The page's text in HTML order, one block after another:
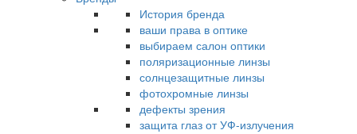
История бренда
ваши права в оптике
выбираем салон оптики
поляризационные линзы
солнцезащитные линзы
фотохромные линзы
дефекты зрения
защита глаз от УФ-излучения